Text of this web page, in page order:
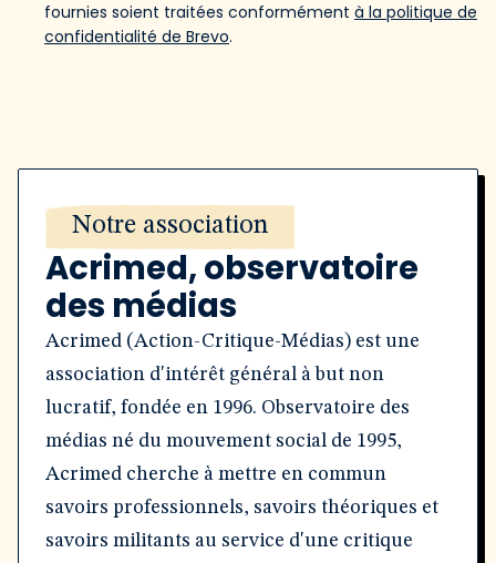
fournies soient traitées conformément à la politique de
confidentialité de Brevo.
Notre association
Acrimed, observatoire
des médias
Acrimed (Action-Critique-Médias) est une
association d'intérêt général à but non
lucratif, fondée en 1996. Observatoire des
médias né du mouvement social de 1995,
Acrimed cherche à mettre en commun
savoirs professionnels, savoirs théoriques et
savoirs militants au service d'une critique